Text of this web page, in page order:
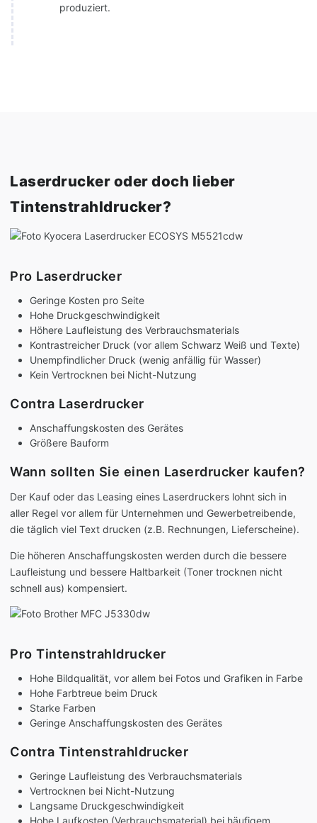
produziert.
Laserdrucker oder doch lieber
Tintenstrahldrucker?
Pro Laserdrucker
Geringe Kosten pro Seite
Hohe Druckgeschwindigkeit
Höhere Laufleistung des Verbrauchsmaterials
Kontrastreicher Druck (vor allem Schwarz Weiß und Texte)
Unempfindlicher Druck (wenig anfällig für Wasser)
Kein Vertrocknen bei Nicht-Nutzung
Contra Laserdrucker
Anschaffungskosten des Gerätes
Größere Bauform
Wann sollten Sie einen Laserdrucker kaufen?
Der Kauf oder das Leasing eines Laserdruckers lohnt sich in
aller Regel vor allem für Unternehmen und Gewerbetreibende,
die täglich viel Text drucken (z.B. Rechnungen, Lieferscheine).
Die höheren Anschaffungskosten werden durch die bessere
Laufleistung und bessere Haltbarkeit (Toner trocknen nicht
schnell aus) kompensiert.
Pro Tintenstrahldrucker
Hohe Bildqualität, vor allem bei Fotos und Grafiken in Farbe
Hohe Farbtreue beim Druck
Starke Farben
Geringe Anschaffungskosten des Gerätes
Contra Tintenstrahldrucker
Geringe Laufleistung des Verbrauchsmaterials
Vertrocknen bei Nicht-Nutzung
Langsame Druckgeschwindigkeit
Hohe Laufkosten (Verbrauchsmaterial) bei häufigem